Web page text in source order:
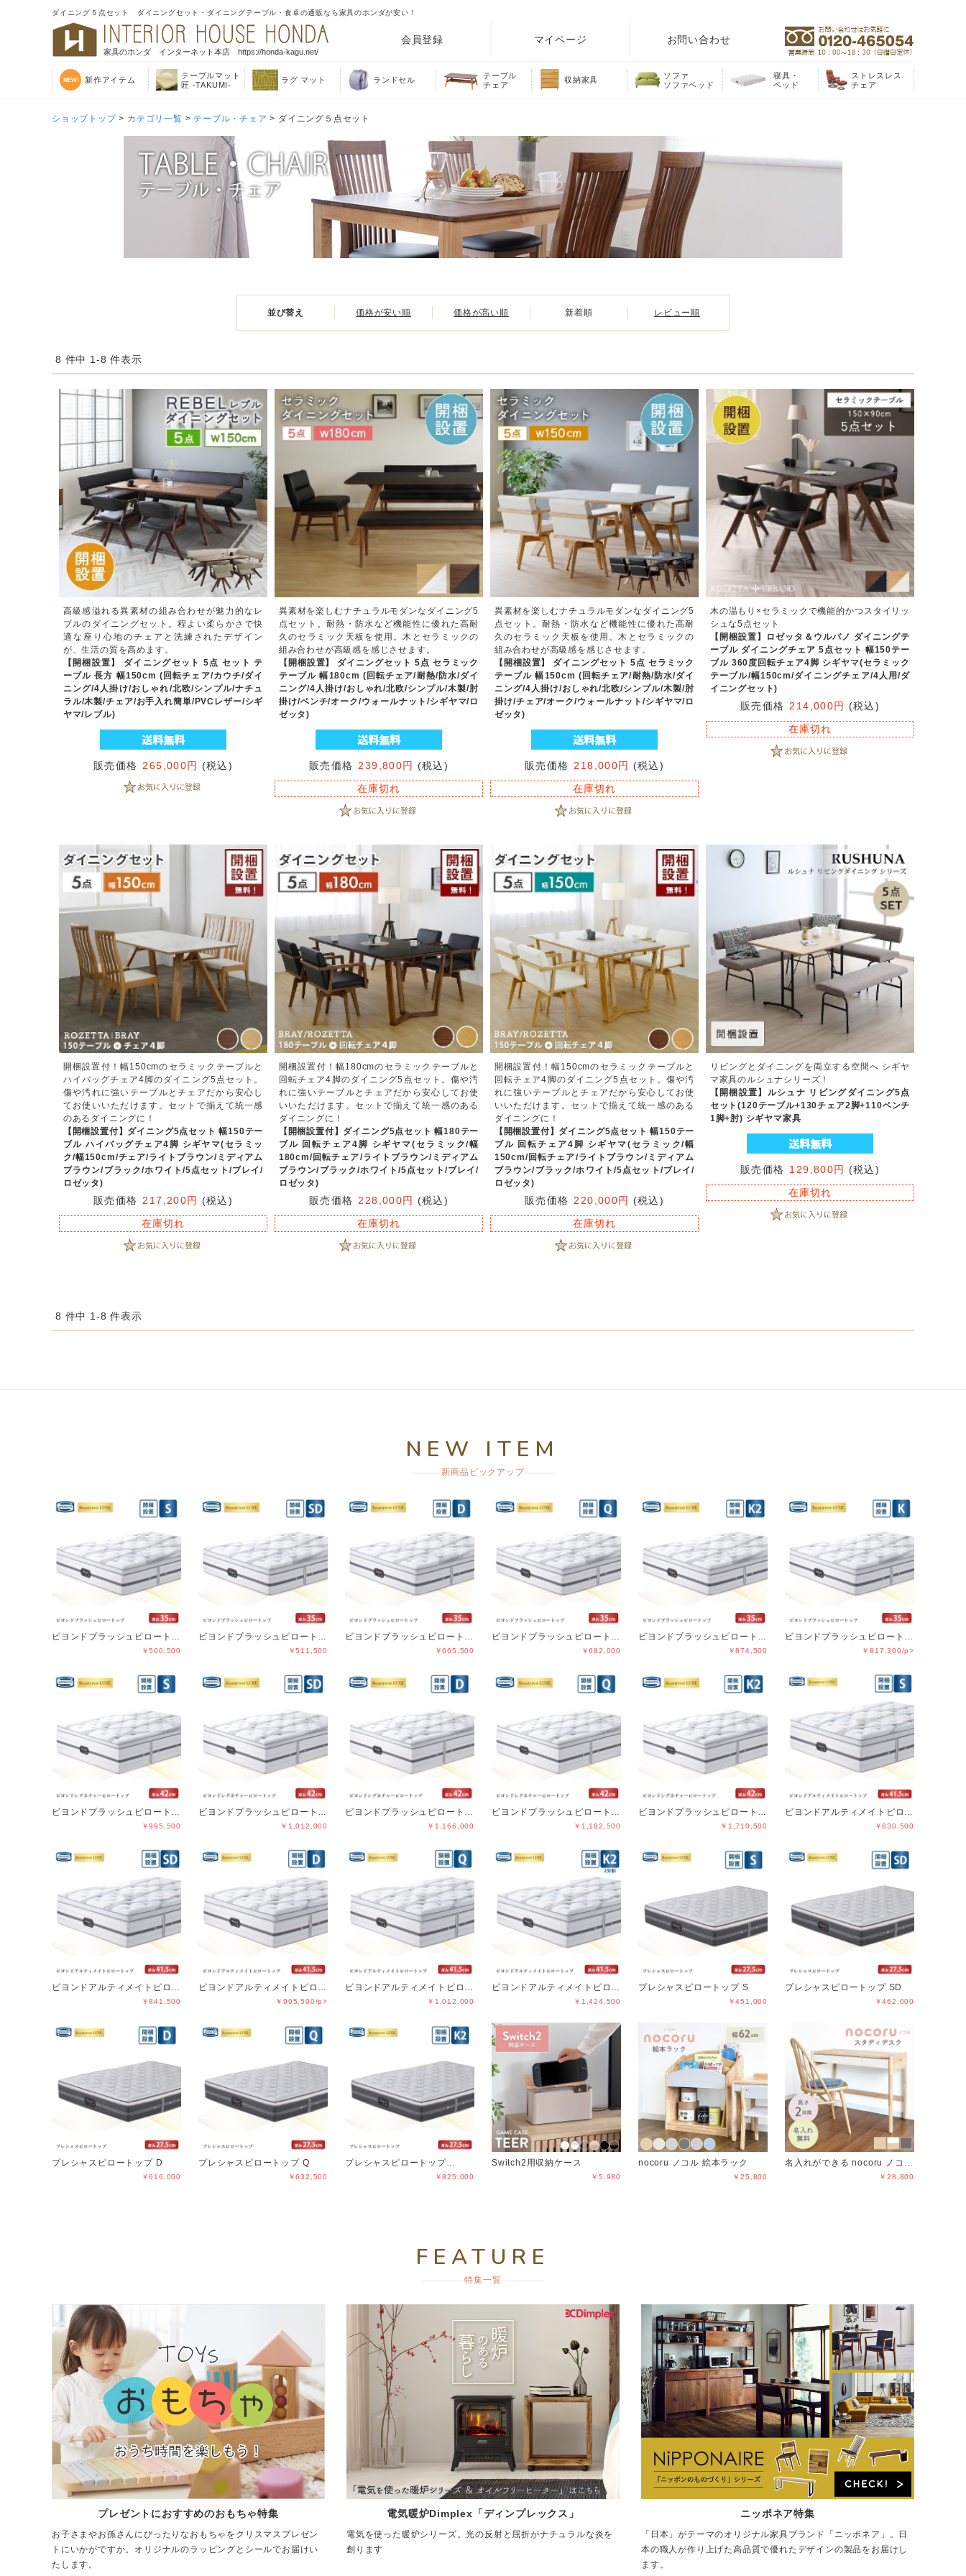
ダイニング５点セット ダイニングセット・ダイニングテーブル・食卓の通販なら家具のホンダが安い！
家具のホンダ インターネット本店 https://honda-kagu.net/
会員登録 マイページ お問い合わせ
新作アイテム
テーブルマット
匠 -TAKUMI-
ラグ マット ランドセル
テーブル
チェア
収納家具
ソファ
ソファベッド
寝具・
ベッド
ストレスレス
チェア
ショップトップ> カテゴリ一覧 > テーブル・チェア > ダイニング５点セット
並び替え 価格が安い順 価格が高い順 新着順 レビュー順
8 件中 1-8 件表示
高級感溢れる異素材の組み合わせが魅力的なレ
ブルのダイニングセット。程よい柔らかさで快
適な座り心地のチェアと洗練されたデザイン
が、生活の質を高めます。
【開梱設置】 ダイニングセット 5点 セット テ
ーブル 長方 幅150cm (回転チェア/カウチ/ダイ
ニング/4人掛け/おしゃれ/北欧/シンプル/ナチュ
ラル/木製/チェア/お手入れ簡単/PVCレザー/シギ
ヤマ/レブル)
販売価格 265,000円 (税込)
異素材を楽しむナチュラルモダンなダイニング5
点セット。耐熱・防水など機能性に優れた高耐
久のセラミック天板を使用。木とセラミックの
組み合わせが高級感を感じさせます。
【開梱設置】 ダイニングセット 5点 セラミック
テーブル 幅180cm (回転チェア/耐熱/防水/ダイ
ニング/4人掛け/おしゃれ/北欧/シンプル/木製/肘
掛け/ベンチ/オーク/ウォールナット/シギヤマ/ロ
ゼッタ)
販売価格 239,800円
(税込)
在庫切れ
異素材を楽しむナチュラルモダンなダイニング5
点セット。耐熱・防水など機能性に優れた高耐
久のセラミック天板を使用。木とセラミックの
組み合わせが高級感を感じさせます。
【開梱設置】 ダイニングセット 5点 セラミック
テーブル 幅150cm (回転チェア/耐熱/防水/ダイ
ニング/4人掛け/おしゃれ/北欧/シンプル/木製/肘
掛け/チェア/オーク/ウォールナット/シギヤマ/ロ
ゼッタ)
販売価格 218,000円
(税込)
在庫切れ
木の温もり×セラミックで機能的かつスタイリッ
シュな5点セット
【開梱設置】ロゼッタ＆ウルバノ ダイニングテ
ーブル ダイニングチェア 5点セット 幅150テー
ブル 360度回転チェア4脚 シギヤマ(セラミック
テーブル/幅150cm/ダイニングチェア/4人用/ダ
イニングセット)
販売価格 214,000円
(税込)
在庫切れ
開梱設置付！幅150cmのセラミックテーブルと
ハイバッグチェア4脚のダイニング5点セット。
傷や汚れに強いテーブルとチェアだから安心し
てお使いいただけます。セットで揃えて統一感
のあるダイニングに！
【開梱設置付】ダイニング5点セット 幅150テー
ブル ハイバッグチェア4脚 シギヤマ(セラミッ
ク/幅150cm/チェア/ライトブラウン/ミディアム
ブラウン/ブラック/ホワイト/5点セット/ブレイ/
ロゼッタ)
販売価格 217,200円
(税込)
在庫切れ
開梱設置付！幅180cmのセラミックテーブルと
回転チェア4脚のダイニング5点セット。傷や汚
れに強いテーブルとチェアだから安心してお使
いいただけます。セットで揃えて統一感のある
ダイニングに！
【開梱設置付】ダイニング5点セット 幅180テー
ブル 回転チェア4脚 シギヤマ(セラミック/幅
180cm/回転チェア/ライトブラウン/ミディアム
ブラウン/ブラック/ホワイト/5点セット/ブレイ/
ロゼッタ)
販売価格 228,000円
(税込)
在庫切れ
開梱設置付！幅150cmのセラミックテーブルと
回転チェア4脚のダイニング5点セット。傷や汚
れに強いテーブルとチェアだから安心してお使
いいただけます。セットで揃えて統一感のある
ダイニングに！
【開梱設置付】ダイニング5点セット 幅150テー
ブル 回転チェア4脚 シギヤマ(セラミック/幅
150cm/回転チェア/ライトブラウン/ミディアム
ブラウン/ブラック/ホワイト/5点セット/ブレイ/
ロゼッタ)
販売価格 220,000円
(税込)
在庫切れ
リビングとダイニングを両立する空間へ シギヤ
マ家具のルシュナシリーズ！
【開梱設置】ルシュナ リビングダイニング5点
セット(120テーブル+130チェア2脚+110ベンチ
1脚+肘) シギヤマ家具
販売価格 129,800円
(税込)
在庫切れ
8 件中 1-8 件表示